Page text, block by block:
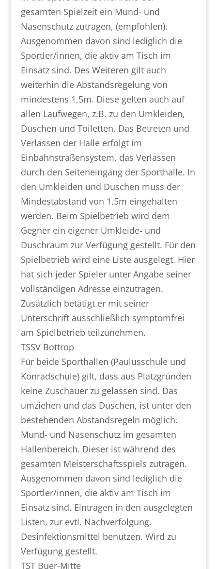
gesamten Spielzeit ein Mund- und
Nasenschutz zutragen, (empfohlen).
Ausgenommen davon sind lediglich die
Sportler/innen, die aktiv am Tisch im
Einsatz sind. Des Weiteren gilt auch
weiterhin die Abstandsregelung von
mindestens 1,5m. Diese gelten auch auf
allen Laufwegen, z.B. zu den Umkleiden,
Duschen und Toiletten. Das Betreten und
Verlassen der Halle erfolgt im
Einbahnstraßensystem, das Verlassen
durch den Seiteneingang der Sporthalle. In
den Umkleiden und Duschen muss der
Mindestabstand von 1,5m eingehalten
werden. Beim Spielbetrieb wird dem
Gegner ein eigener Umkleide- und
Duschraum zur Verfügung gestellt. Für den
Spielbetrieb wird eine Liste ausgelegt. Hier
hat sich jeder Spieler unter Angabe seiner
vollständigen Adresse einzutragen.
Zusätzlich betätigt er mit seiner
Unterschrift ausschließlich symptomfrei
am Spielbetrieb teilzunehmen.
TSSV Bottrop
Für beide Sporthallen (Paulusschule und
Konradschule) gilt, dass aus Platzgründen
keine Zuschauer zu gelassen sind. Das
umziehen und das Duschen, ist unter den
bestehenden Abstandsregeln möglich.
Mund- und Nasenschutz im gesamten
Hallenbereich. Dieser ist während des
gesamten Meisterschaftsspiels zutragen.
Ausgenommen davon sind lediglich die
Sportler/innen, die aktiv am Tisch im
Einsatz sind. Eintragen in den ausgelegten
Listen, zur evtl. Nachverfolgung.
Desinfektionsmittel benutzen. Wird zu
Verfügung gestellt.
TST Buer-Mitte